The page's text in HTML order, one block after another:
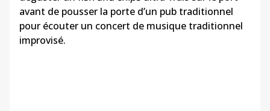
avant de pousser la porte d’un pub traditionnel
pour écouter un concert de musique traditionnel
improvisé.